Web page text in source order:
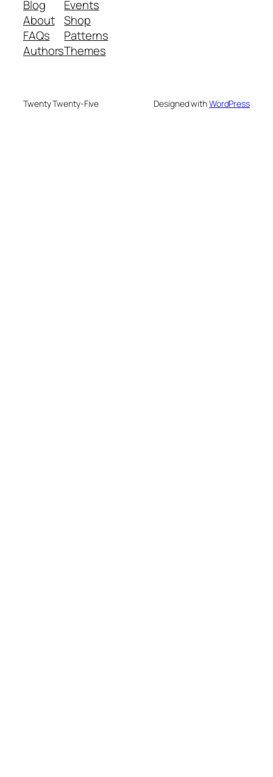
Blog
About
FAQs
Authors
Events
Shop
Patterns
Themes
Twenty Twenty-Five Designed withWordPress